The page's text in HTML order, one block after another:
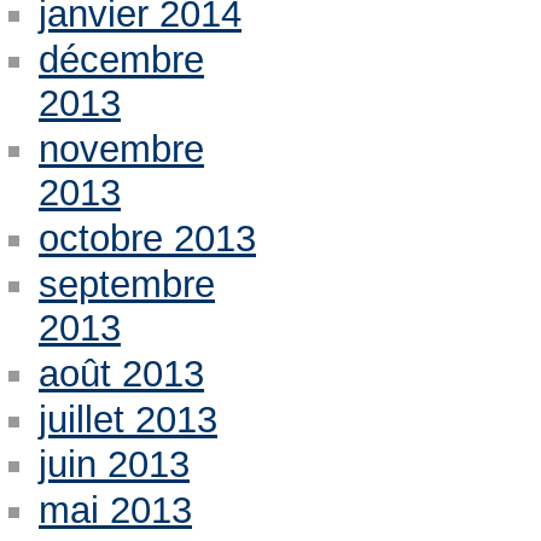
janvier 2014
décembre
2013
novembre
2013
octobre 2013
septembre
2013
août 2013
juillet 2013
juin 2013
mai 2013